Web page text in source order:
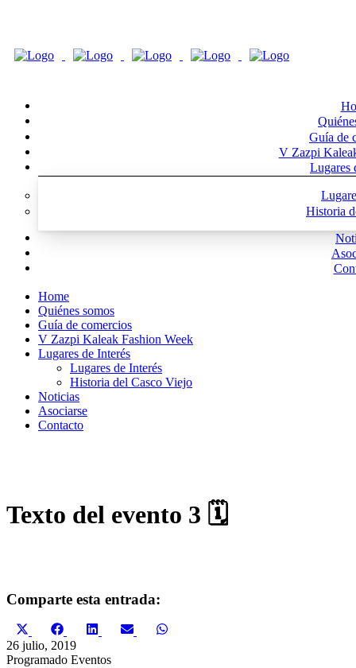
Guía de
V Zazpi
Lugares
Historia
Home
Quiénes somos
Guía de comercios
V Zazpi Kaleak Fashion Week
Lugares de Interés
Lugares de Interés
Historia del Casco Viejo
Noticias
Asociarse
Contacto
Texto del evento 3 🗓
Comparte esta entrada:
Compartir
en
(Twitter)
Compartir
en
FacebookCompartir
LinkedInCompartir
Email
26 julio, 2019
Programado Eventos